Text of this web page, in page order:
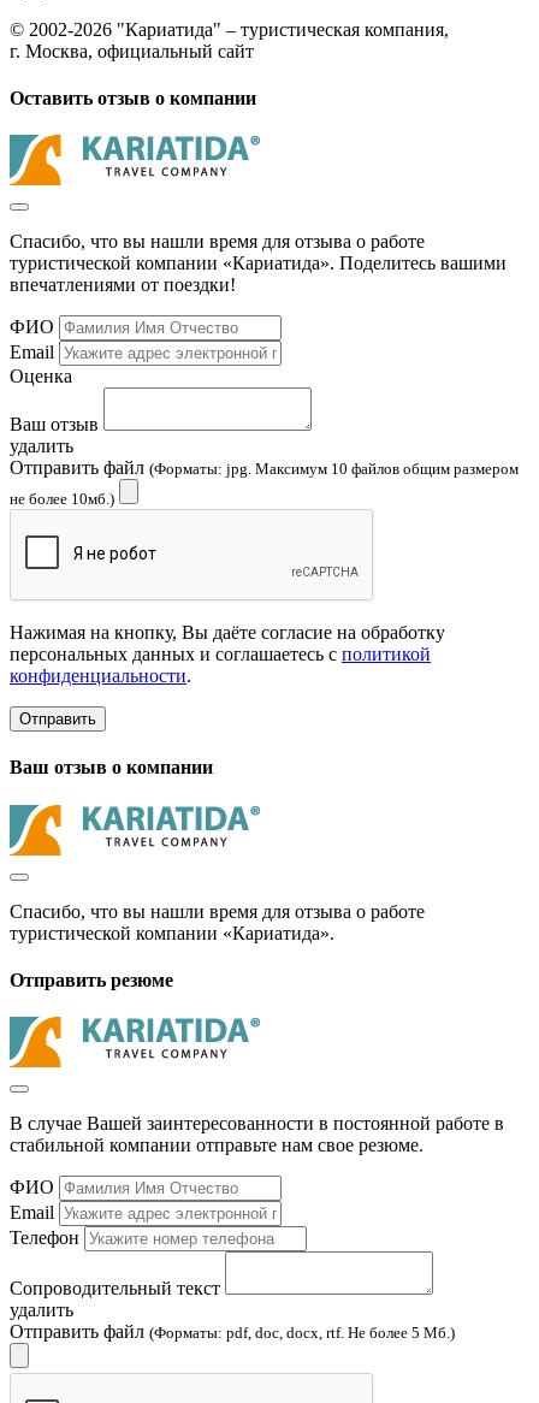
© 2002-2026 "Кариатида" – туристическая компания,
г. Москва, официальный сайт
Оставить отзыв о компании
Спасибо, что вы нашли время для отзыва о работе
туристической компании «Кариатида». Поделитесь вашими
впечатлениями от поездки!
ФИО
Email
Оценка
Ваш отзыв
удалить
Отправить файл (Форматы: jpg. Максимум 10 файлов общим размером
не более 10мб.)
Нажимая на кнопку, Вы даёте согласие на обработку
персональных данных и соглашаетесь с политикой
конфиденциальности.
Отправить
Ваш отзыв о компании
Спасибо, что вы нашли время для отзыва о работе
туристической компании «Кариатида».
Отправить резюме
В случае Вашей заинтересованности в постоянной работе в
стабильной компании отправьте нам свое резюме.
ФИО
Email
Телефон
Сопроводительный текст
удалить
Отправить файл (Форматы: pdf, doc, docx, rtf. Не более 5 Мб.)